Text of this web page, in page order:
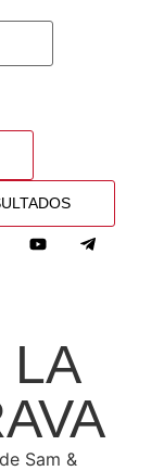
LA
Sam &